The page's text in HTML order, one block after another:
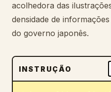
Preços
Blogue
acolhedora das
densidade de
do governo japonês.
INSTRUÇÃO